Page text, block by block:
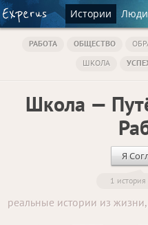
Истории Люди
РАБОТА ОБЩЕСТВО
ШКОЛА
Школа —
Я
1 история
реальные истории из